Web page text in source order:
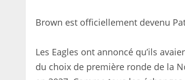
Brown est officiellement devenu
Les Eagles ont annoncé qu’ils
du choix de première ronde de la